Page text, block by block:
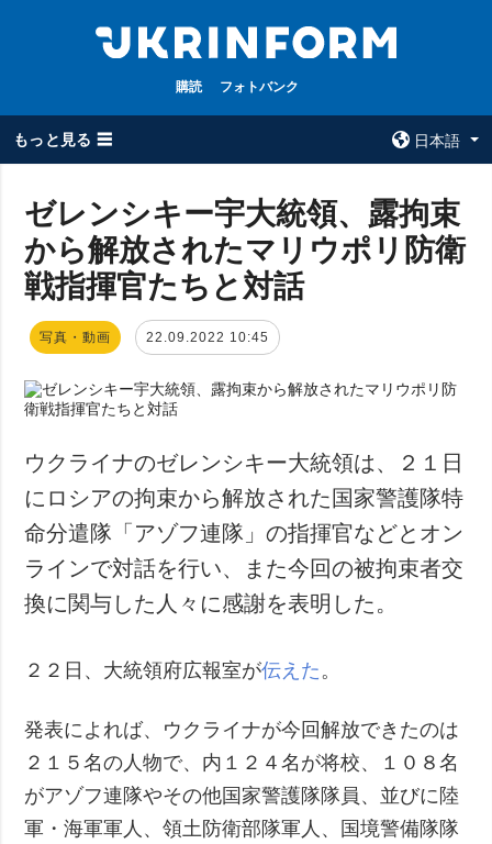
購読 フォトバンク
もっと見る ☰
日本語
全てのトピック
戦争
政治
経済・復興
防衛
社会・文化
スポーツ
犯罪
事故・緊急事態
ウクルインフォ
ルム
ウクルインフォル
追加
インタビュー
動画
サービス
フォトバンク
ゼレンシキー宇大統領、露拘束
から解放されたマリウポリ防衛
戦指揮官たちと対話
写真・動画 22.09.2022 10:45
ウクライナのゼレンシキー大統領は、２１日
にロシアの拘束から解放された国家警護隊特
命分遣隊「アゾフ連隊」の指揮官などとオン
ラインで対話を行い、また今回の被拘束者交
換に関与した人々に感謝を表明した。
２２日、大統領府広報室が伝えた 。
発表によれば、ウクライナが今回解放できたのは
２１５名の人物で、内１２４名が将校、１０８名
がアゾフ連隊やその他国家警護隊隊員、並びに陸
軍・海軍軍人、領土防衛部隊軍人、国境警備隊隊